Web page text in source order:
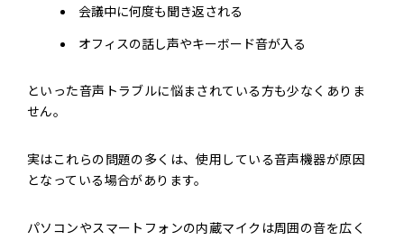
会議中に何度も聞き返される
オフィスの話し声やキーボード音が入る
といった音声トラブルに悩まされている方も少なくありま
せん。
実はこれらの問題の多くは、使用している音声機器が原因
となっている場合があります。
パソコンやスマートフォンの内蔵マイクは周囲の音を広く